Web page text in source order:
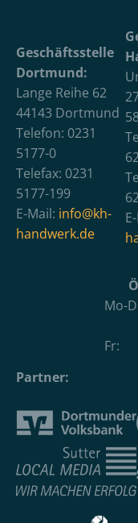
Geschäftsstelle
Dortmund:
Lange Reihe 62
44143 Dortmund
Telefon: 0231
5177-0
Telefax: 0231
5177-199
E-Mail: info@kh-
handwerk.de
Mo-
Fr:
Partner: